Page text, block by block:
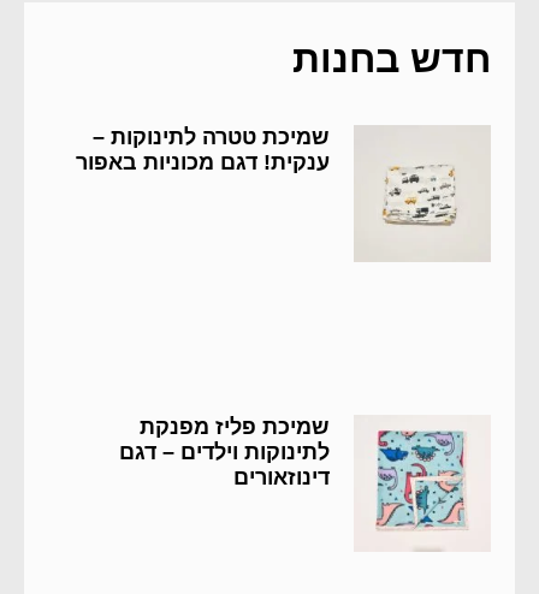
חדש בחנות
שמיכת טטרה לתינוקות –
ענקית! דגם מכוניות באפור
שמיכת פליז מפנקת
לתינוקות וילדים – דגם
דינוזאורים